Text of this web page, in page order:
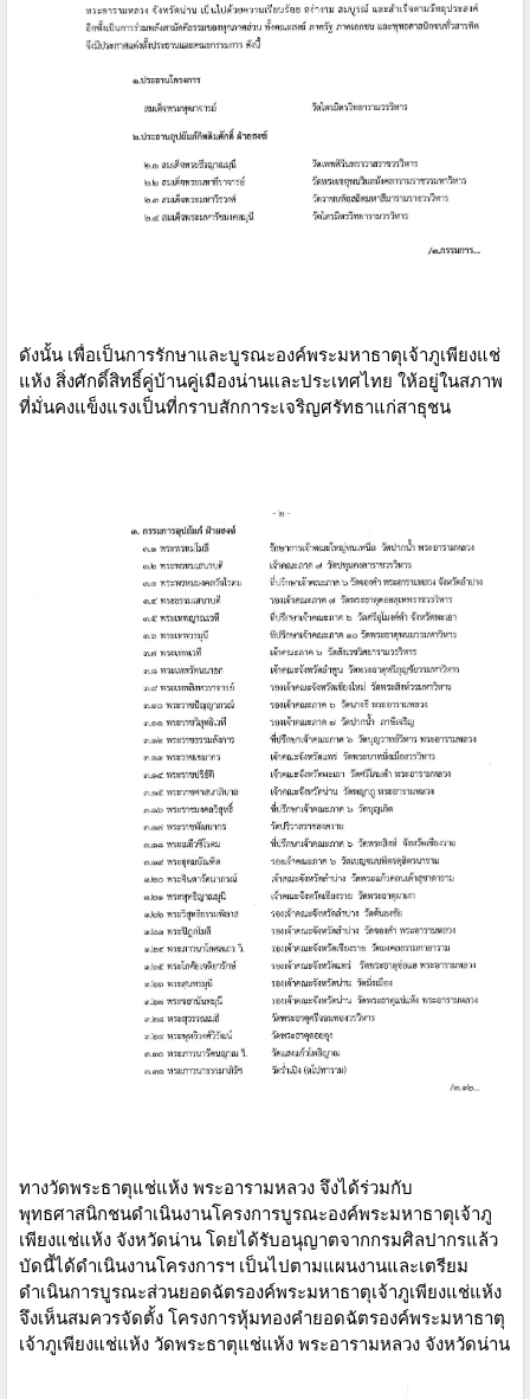
ดังนั้น เพื่อเป็นการรักษาและบูรณะองค์พระมหาธาตุเจ้าภูเพียงแช่
แห้ง สิ่งศักดิ์สิทธิ์คู่บ้านคู่เมืองน่านและประเทศไทย ให้อยู่ในสภาพ
ที่มั่นคงแข็งแรงเป็นที่กราบสักการะเจริญศรัทธาแก่สาธุชน
ทางวัดพระธาตุแช่แห้ง พระอารามหลวง จึงได้ร่วมกับ
พุทธศาสนิกชนดำเนินงานโครงการบูรณะองค์พระมหาธาตุเจ้าภู
เพียงแช่แห้ง จังหวัดน่าน โดยได้รับอนุญาตจากกรมศิลปากรแล้ว
บัดนี้ได้ดำเนินงานโครงการฯ เป็นไปตามแผนงานและเตรียม
ดำเนินการบูรณะส่วนยอดฉัตรองค์พระมหาธาตุเจ้าภูเพียงแช่แห้ง
จึงเห็นสมควรจัดตั้ง โครงการหุ้มทองคำยอดฉัตรองค์พระมหาธาตุ
เจ้าภูเพียงแช่แห้ง วัดพระธาตุแช่แห้ง พระอารามหลวง จังหวัดน่าน